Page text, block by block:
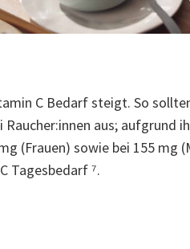
C Bedarf steigt. So
aus; aufgrund
(Frauen) sowie bei 155 mg
Tagesbedarf ⁷.